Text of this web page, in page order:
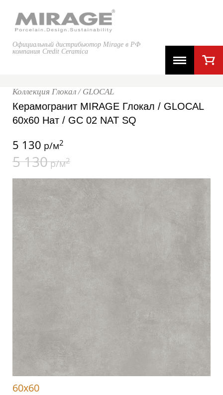
Официальный дистрибьютор Mirage в РФ
компания Credit Ceramica
Коллекция Глокал / GLOCAL
Керамогранит MIRAGE Глокал / GLOCAL
60x60 Нат / GC 02 NAT SQ
5 130 р/м2
5 130р/м2
60x60